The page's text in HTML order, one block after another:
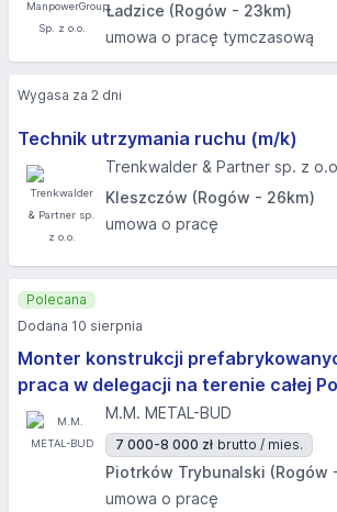
Ładzice (Rogów - 23km)
umowa o pracę tymczasową
Technik utrzymania ruchu (m/k)
Trenkwalder & Partner sp. z
Kleszczów (Rogów - 26km)
umowa o pracę
Wygasa za 2 dni
Monter konstrukcji
praca w delegacji na terenie całej
M.M. METAL-BUD
7 000-8 000 zł brutto / mies.
Piotrków Trybunalski (Rogów
umowa o pracę
Polecana
Dodana 10 sierpnia